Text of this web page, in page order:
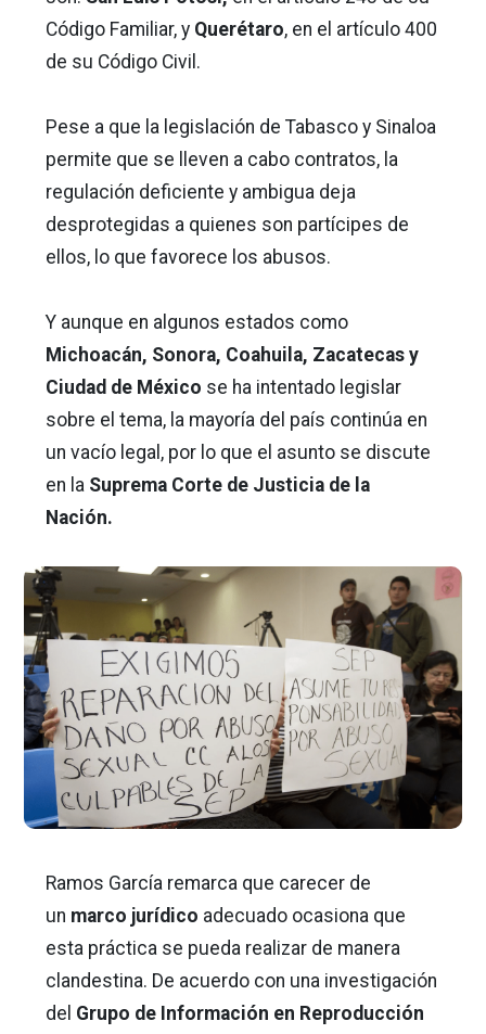
Código Familiar, y Querétaro, en el artículo 400
de su Código Civil.
Pese a que la legislación de Tabasco y Sinaloa
permite que se lleven a cabo contratos, la
regulación deficiente y ambigua deja
desprotegidas a quienes son partícipes de
ellos, lo que favorece los abusos.
Y aunque en algunos estados como
Michoacán, Sonora, Coahuila, Zacatecas y
Ciudad de México se ha intentado legislar
sobre el tema, la mayoría del país continúa en
un vacío legal, por lo que el asunto se discute
en la Suprema Corte de Justicia de la
Nación.
Ramos García remarca que carecer de
un marco jurídico adecuado ocasiona que
esta práctica se pueda realizar de manera
clandestina. De acuerdo con una investigación
del Grupo de Información en Reproducción